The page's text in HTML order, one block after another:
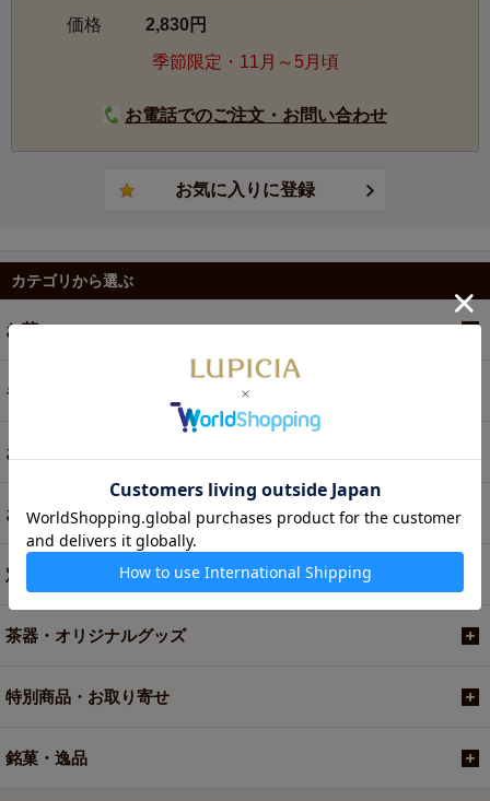
価格
2,830円
季節限定・11月～5月頃
お電話でのご注文・お問い合わせ
カテゴリから選ぶ
お茶
ギフト
お菓子・食品・飲料
お買い得商品
定期便
茶器・オリジナルグッズ
特別商品・お取り寄せ
銘菓・逸品